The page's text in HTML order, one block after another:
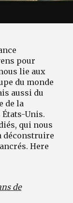
pour
lie aux
du monde
aussi du
de la
Unis.
qui nous
déconstruire
Here
de